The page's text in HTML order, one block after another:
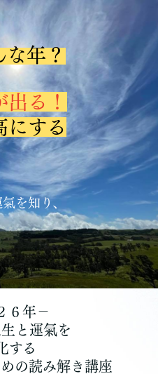
な年？
る！
にする
を知り、
６年－
と運氣を
する
の読み解き講座